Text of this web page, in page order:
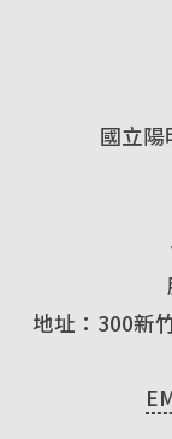
國立陽
地址：300新